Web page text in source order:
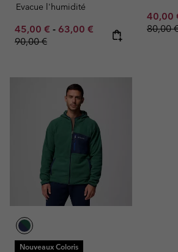
Evacue l'humidité
Minimum sale price:
45,00 € - Maximum sale price:
63,00 € Regular price:
90,00 €
40,00
80,00
Nouveaux Coloris